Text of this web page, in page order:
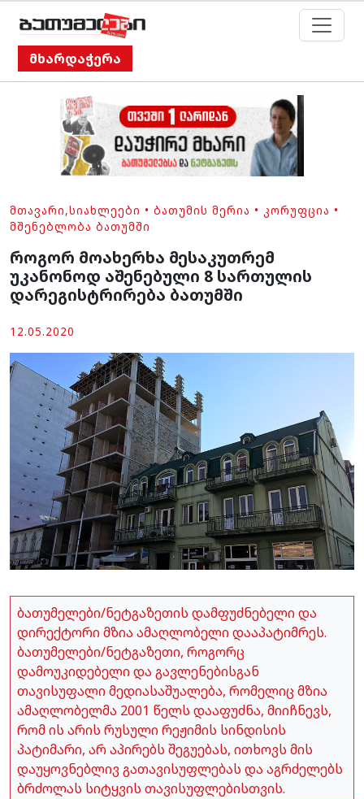
მხარდაჭერა
ᲛᲗᲐᲕᲐᲠᲘ,ᲡᲘᲐᲮᲚᲔᲔᲑᲘ • ᲑᲐᲗᲣᲛᲘᲡ ᲛᲔᲠᲘᲐ • ᲙᲝᲠᲣᲤᲪᲘᲐ •
ᲛᲨᲔᲜᲔᲑᲚᲝᲑᲐ ᲑᲐᲗᲣᲛᲨᲘ
როგორ მოახერხა მესაკუთრემ
უკანონოდ აშენებული 8 სართულის
დარეგისტრირება ბათუმში
12.05.2020
ბათუმელები/ნეტგაზეთის დამფუძნებელი და
დირექტორი მზია ამაღლობელი დააპატიმრეს.
ბათუმელები/ნეტგაზეთი, როგორც
დამოუკიდებელი და გავლენებისგან
თავისუფალი მედიასაშუალება, რომელიც მზია
ამაღლობელმა 2001 წელს დააფუძნა, მიიჩნევს,
რომ ის არის რუსული რეჟიმის სინდისის
პატიმარი, არ აპირებს შეგუებას, ითხოვს მის
დაუყოვნებლივ გათავისუფლებას და აგრძელებს
ბრძოლას სიტყვის თავისუფლებისთვის.